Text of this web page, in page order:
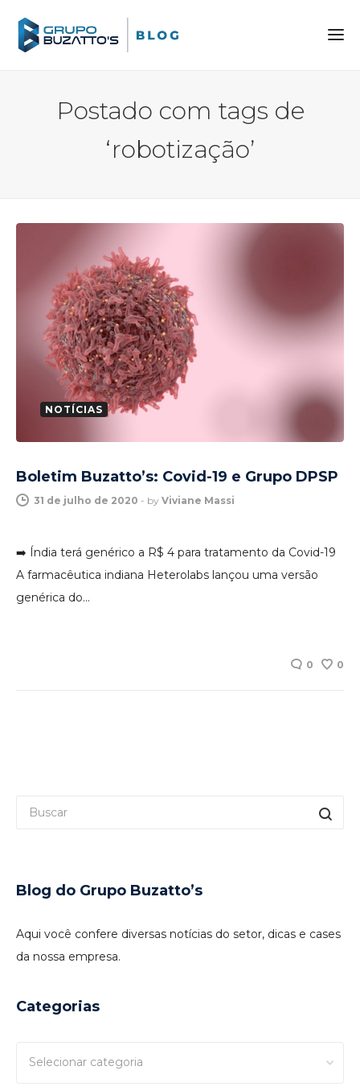
Postado com tags de
‘robotização’
NOTÍCIAS
Boletim Buzatto’s: Covid-19 e Grupo DPSP
31 de julho de 2020 - by Viviane Massi
➡️ Índia terá genérico a R$ 4 para tratamento da Covid-19
A farmacêutica indiana Heterolabs lançou uma versão
genérica do…
0 0
Blog do Grupo Buzatto’s
Aqui você confere diversas notícias do setor, dicas e cases
da nossa empresa.
Categorias